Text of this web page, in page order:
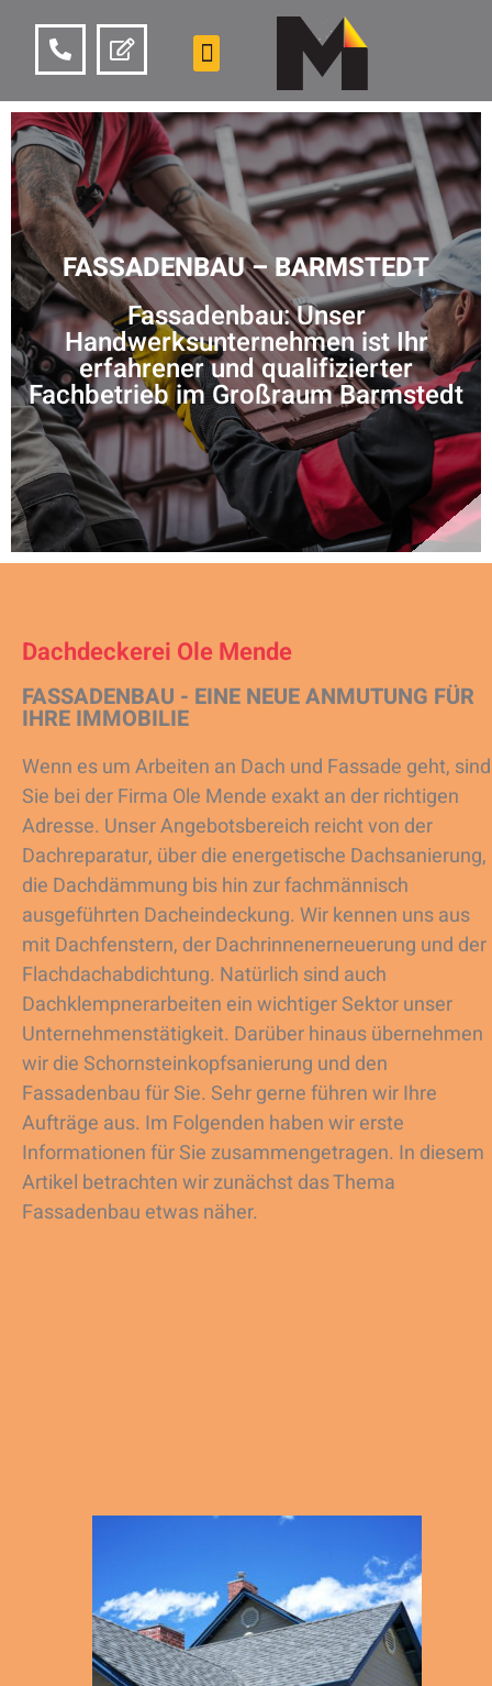
FASSADENBAU – BARMSTEDT
Fassadenbau: Unser
Handwerksunternehmen ist Ihr
erfahrener und qualifizierter
Fachbetrieb im Großraum Barmstedt
Dachdeckerei Ole Mende
FASSADENBAU - EINE NEUE ANMUTUNG FÜR
IHRE IMMOBILIE
Wenn es um Arbeiten an Dach und Fassade geht, sind
Sie bei der Firma Ole Mende exakt an der richtigen
Adresse. Unser Angebotsbereich reicht von der
Dachreparatur, über die energetische Dachsanierung,
die Dachdämmung bis hin zur fachmännisch
ausgeführten Dacheindeckung. Wir kennen uns aus
mit Dachfenstern, der Dachrinnenerneuerung und der
Flachdachabdichtung. Natürlich sind auch
Dachklempnerarbeiten ein wichtiger Sektor unser
Unternehmenstätigkeit. Darüber hinaus übernehmen
wir die Schornsteinkopfsanierung und den
Fassadenbau für Sie. Sehr gerne führen wir Ihre
Aufträge aus. Im Folgenden haben wir erste
Informationen für Sie zusammengetragen. In diesem
Artikel betrachten wir zunächst das Thema
Fassadenbau etwas näher.